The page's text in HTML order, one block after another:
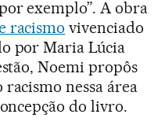
exemplo”. A obra
racismo vivenciado
por Maria Lúcia
Noemi propôs
nessa área
do livro.